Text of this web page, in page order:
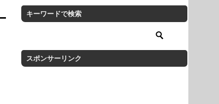
キーワードで検索
スポンサーリンク